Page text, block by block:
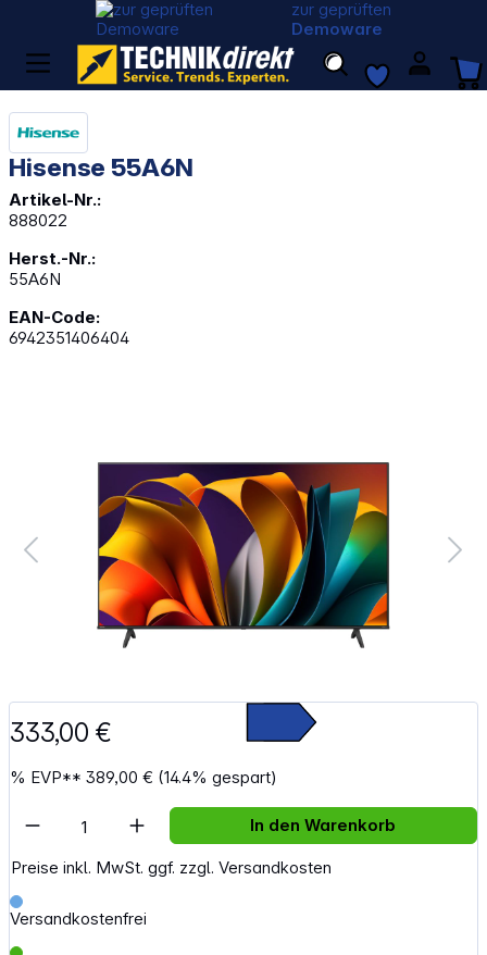
zur geprüften
Demoware
Hisense 55A6N
Artikel-Nr.:
888022
Herst.-Nr.:
55A6N
EAN-Code:
6942351406404
333,00 €
% EVP**389,00 € (14.4% gespart)
Preise inkl. MwSt. ggf. zzgl. Versandkosten
Versandkostenfrei
Artikel Anzahl: Gib den gewünschten
In den Warenkorb